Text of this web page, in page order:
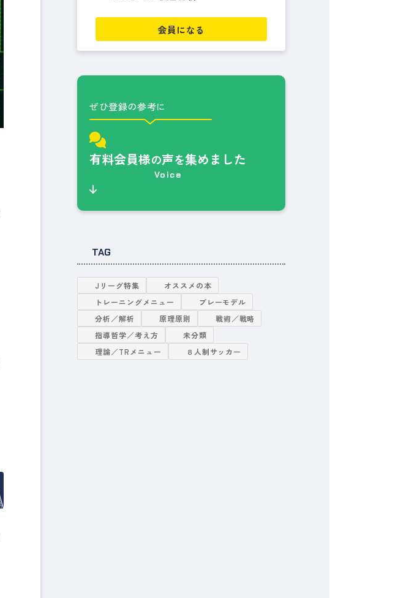
会員になる
ぜひ登録の参考に
有料会員様の声を集めました
Voice
TAG
Jリーグ特集
オススメの本
トレーニングメニュー
プレーモデル
分析／解析
原理原則
戦術／戦略
指導哲学／考え方
未分類
理論／TRメニュー
８人制サッカー